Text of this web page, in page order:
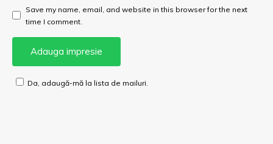
Save my name, email, and website in this browser for the next
time I comment.
Da, adaugă-mă la lista de mailuri.